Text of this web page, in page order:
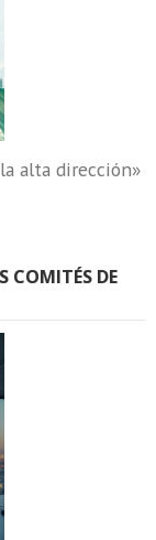
alta dirección»
COMITÉS DE